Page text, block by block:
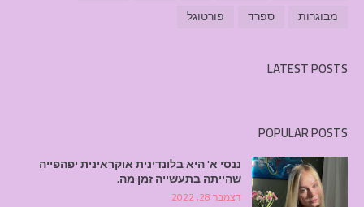
מבוגרות
ספרד פורטוגל
LATEST POSTS
POPULAR POSTS
ננסי א' היא בלונדינית אוקראינית יפהפייה
שהייתה בתעשייה זמן מה.
דצמבר 28, 2022